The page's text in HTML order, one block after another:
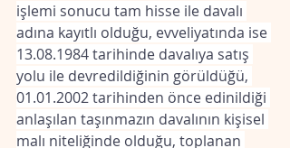
işlemi sonucu tam hisse ile davalı
adına kayıtlı olduğu, evveliyatında ise
13.08.1984 tarihinde davalıya satış
yolu ile devredildiğinin görüldüğü,
01.01.2002 tarihinden önce edinildiği
anlaşılan taşınmazın davalının kişisel
malı niteliğinde olduğu, toplanan